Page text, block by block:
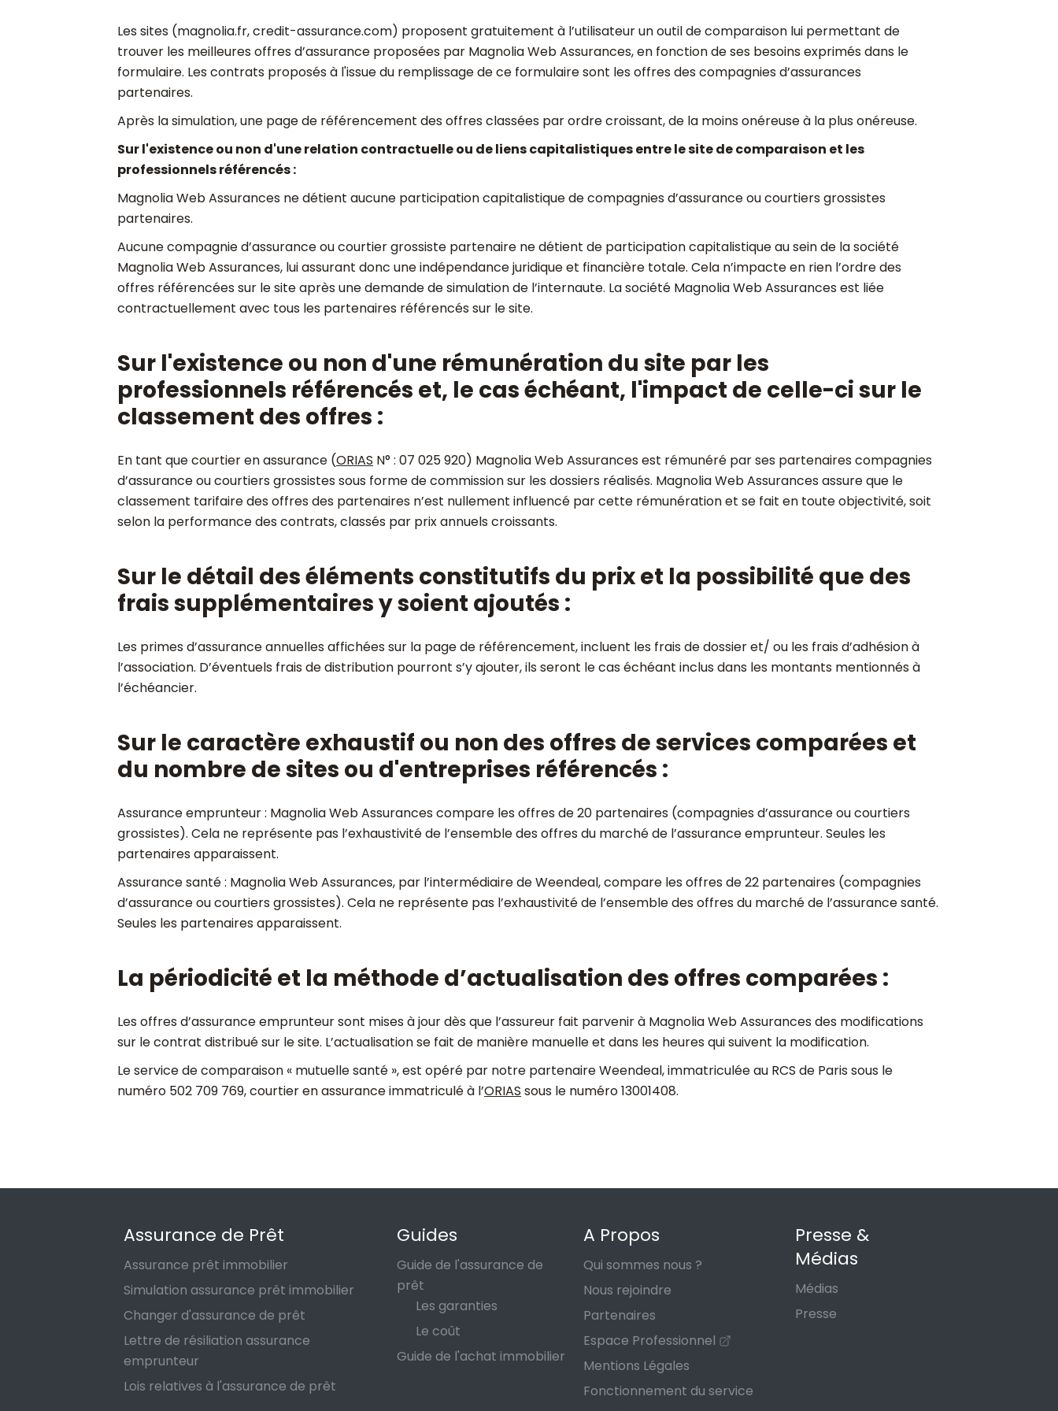
Les sites (magnolia.fr, credit-assurance.com) proposent gratuitement à l’utilisateur un outil de comparaison lui permettant de
trouver les meilleures offres d’assurance proposées par Magnolia Web Assurances, en fonction de ses besoins exprimés dans le
formulaire. Les contrats proposés à l'issue du remplissage de ce formulaire sont les offres des compagnies d’assurances
partenaires.
Après la simulation, une page de référencement des offres classées par ordre croissant, de la moins onéreuse à la plus onéreuse.
Sur l'existence ou non d'une relation contractuelle ou de liens capitalistiques entre le site de comparaison et les
professionnels référencés :
Magnolia Web Assurances ne détient aucune participation capitalistique de compagnies d’assurance ou courtiers grossistes
partenaires.
Aucune compagnie d’assurance ou courtier grossiste partenaire ne détient de participation capitalistique au sein de la société
Magnolia Web Assurances, lui assurant donc une indépendance juridique et financière totale. Cela n’impacte en rien l’ordre des
offres référencées sur le site après une demande de simulation de l’internaute. La société Magnolia Web Assurances est liée
contractuellement avec tous les partenaires référencés sur le site.
Sur l'existence ou non d'une rémunération du site par les
professionnels référencés et, le cas échéant, l'impact de celle-ci sur le
classement des offres :
En tant que courtier en assurance (ORIAS N° : 07 025 920) Magnolia Web Assurances est rémunéré par ses partenaires compagnies
d’assurance ou courtiers grossistes sous forme de commission sur les dossiers réalisés. Magnolia Web Assurances assure que le
classement tarifaire des offres des partenaires n’est nullement influencé par cette rémunération et se fait en toute objectivité, soit
selon la performance des contrats, classés par prix annuels croissants.
Sur le détail des éléments constitutifs du prix et la possibilité que des
frais supplémentaires y soient ajoutés :
Les primes d’assurance annuelles affichées sur la page de référencement, incluent les frais de dossier et/ ou les frais d’adhésion à
l’association. D’éventuels frais de distribution pourront s’y ajouter, ils seront le cas échéant inclus dans les montants mentionnés à
l’échéancier.
Sur le caractère exhaustif ou non des offres de services comparées et
du nombre de sites ou d'entreprises référencés :
Assurance emprunteur : Magnolia Web Assurances compare les offres de 20 partenaires (compagnies d’assurance ou courtiers
grossistes). Cela ne représente pas l’exhaustivité de l’ensemble des offres du marché de l’assurance emprunteur. Seules les
partenaires apparaissent.
Assurance santé : Magnolia Web Assurances, par l’intermédiaire de Weendeal, compare les offres de 22 partenaires (compagnies
d’assurance ou courtiers grossistes). Cela ne représente pas l’exhaustivité de l’ensemble des offres du marché de l’assurance santé.
Seules les partenaires apparaissent.
La périodicité et la méthode d’actualisation des offres comparées :
Les offres d’assurance emprunteur sont mises à jour dès que l’assureur fait parvenir à Magnolia Web Assurances des modifications
sur le contrat distribué sur le site. L’actualisation se fait de manière manuelle et dans les heures qui suivent la modification.
Le service de comparaison « mutuelle santé », est opéré par notre partenaire Weendeal, immatriculée au RCS de Paris sous le
numéro 502 709 769, courtier en assurance immatriculé à l’ORIAS sous le numéro 13001408.
Assurance de Prêt
Assurance prêt immobilier
Simulation assurance prêt immobilier
Changer d'assurance de prêt
Lettre de résiliation assurance
emprunteur
Lois relatives à l'assurance de prêt
Guides
Guide de l'assurance de
prêt
Les garanties
Le coût
Guide de l'achat immobilier
A Propos
Qui sommes nous ?
Nous rejoindre
Partenaires
Espace Professionnel
Mentions Légales
Fonctionnement du service
Presse &
Médias
Médias
Presse